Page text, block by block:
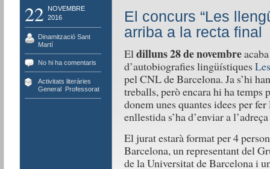
22
NOVEMBRE
2016
Dinamització Sant
Martí
No hi ha comentaris
Activitats literàries
General, Professorat
El concurs “Les
arriba a la recta final
Eldilluns28 de novembre
d’autobiografies lingüístiques
pel CNL de Barcelona. Ja s’hi
treballs, però encara hi ha temps
donem unes quantes idees per
enllestida s’ha d’enviar a l’adreça
El jurat estarà format per 4
Barcelona, un representant del
de la Universitat de Barcelona i